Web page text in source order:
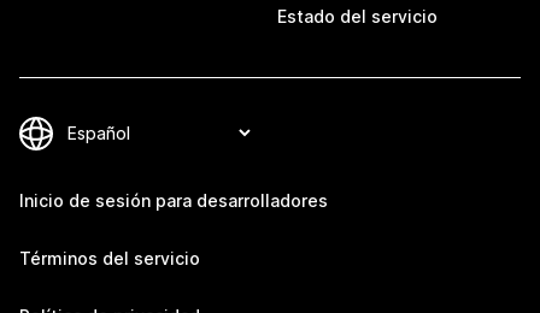
Estado del servicio
Inicio de sesión para desarrolladores
Términos del servicio